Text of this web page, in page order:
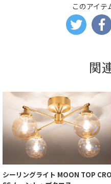
このアイテ
関
シーリングライト MOON TOP CRO